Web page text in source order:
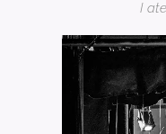
I